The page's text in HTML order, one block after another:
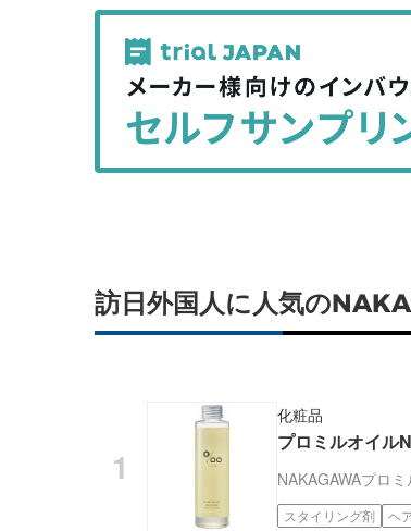
記
事
を
シ
ェ
記
を
シ
ェ
訪日外国人に人気の
化粧品
プロミルオイル
NAKAGAWAプロミ
スタイリング剤 ヘ